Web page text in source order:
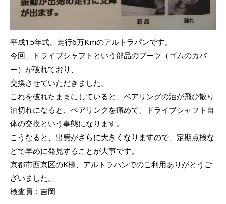
平成15年式、走行6万Kmのアルトラパンです。
今回、ドライブシャフトという部品のブーツ（ゴムのカバ
ー）が破れており、
交換させていただきました。
これを破れたままにしていると、ベアリングの油が飛び散り
油切れになると、ベアリングを痛めて、ドライブシャフト自
体の交換という事態になります。
こうなると、出費がさらに大きくなりますので、定期点検な
どで早めに発見することが大事です。
京都市西京区のK様、アルトラパンでのご利用ありがとうご
ざいました。
検査員：吉岡